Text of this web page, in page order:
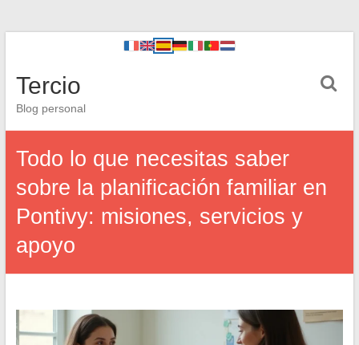
Tercio
Blog personal
Todo lo que necesitas saber
sobre la planificación familiar en
Pontivy: misiones, servicios y
apoyo